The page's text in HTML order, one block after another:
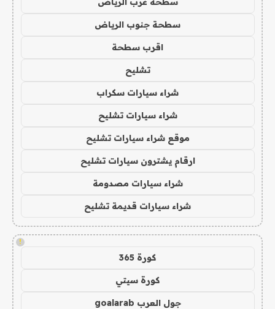
سطحة جنوب الرياض
اقرب سطحة
تشليح
شراء سيارات سكراب
شراء سيارات تشليح
موقع شراء سيارات تشليح
ارقام يشترون سيارات تشليح
شراء سيارات مصدومة
شراء سيارات قديمة تشليح
!
كورة 365
كورة سيتي
جول العرب goalarab